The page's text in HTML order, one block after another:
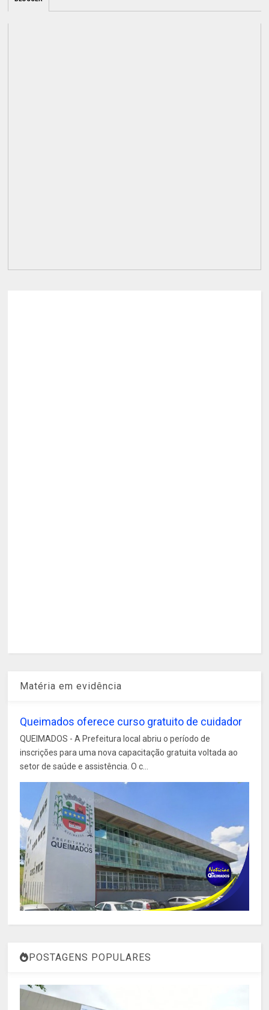
Matéria em evidência
Queimados oferece curso gratuito de cuidador
QUEIMADOS - A Prefeitura local abriu o período de
inscrições para uma nova capacitação gratuita voltada ao
setor de saúde e assistência. O c...
POSTAGENS POPULARES